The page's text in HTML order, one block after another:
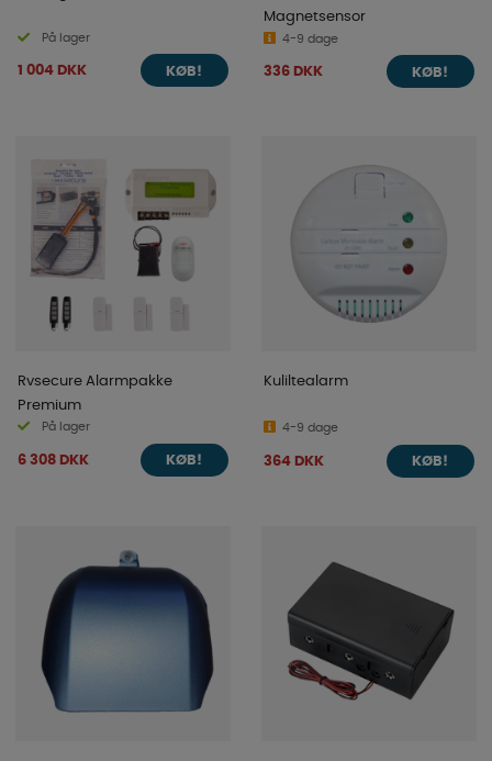
På lager
1 004 DKK KØB!
Magnetsensor
4-9 dage
336 DKK KØB!
Rvsecure Alarmpakke
Premium
På lager
6 308 DKK KØB!
Kuliltealarm
4-9 dage
364 DKK KØB!